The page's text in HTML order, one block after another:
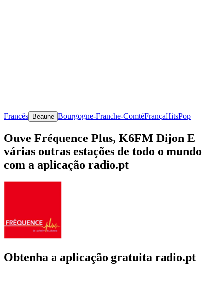
Francês Beaune Bourgogne-Franche-ComtéFrançaHitsPop
Ouve Fréquence Plus, K6FM Dijon E
várias outras estações de todo o mundo
com a aplicação radio.pt
Obtenha a aplicação gratuita radio.pt